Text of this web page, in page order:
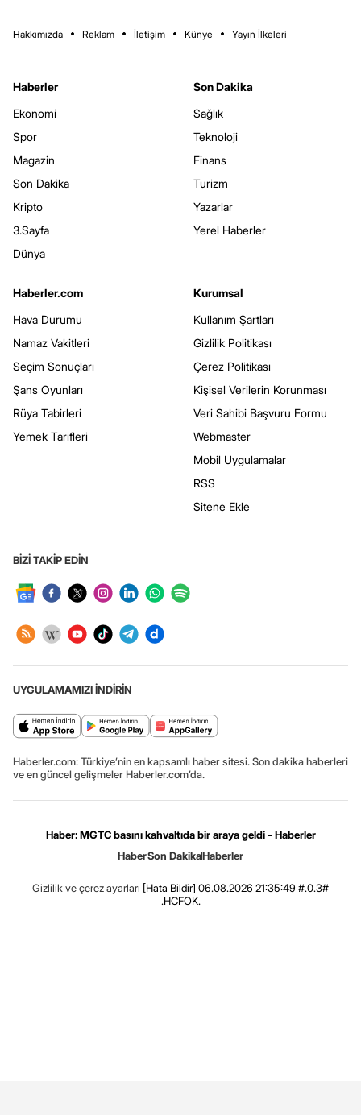
Hakkımızda Reklam İletişim Künye Yayın İlkeleri
Haberler
Ekonomi
Spor
Magazin
Son Dakika
Kripto
3.Sayfa
Dünya
Son Dakika
Sağlık
Teknoloji
Finans
Turizm
Yazarlar
Yerel Haberler
Haberler.com
Hava Durumu
Namaz Vakitleri
Seçim Sonuçları
Şans Oyunları
Rüya Tabirleri
Yemek Tarifleri
Kurumsal
Kullanım Şartları
Gizlilik Politikası
Çerez Politikası
Kişisel Verilerin Korunması
Veri Sahibi Başvuru Formu
Webmaster
Mobil Uygulamalar
RSS
Sitene Ekle
BİZİ TAKİP EDİN
UYGULAMAMIZI İNDİRİN
Haberler.com: Türkiye’nin en kapsamlı haber sitesi. Son dakika haberleri
ve en güncel gelişmeler Haberler.com’da.
Haber: MGTC basını kahvaltıda bir araya geldi - Haberler
HaberSon DakikaHaberler
Gizlilik ve çerez ayarları [Hata Bildir] 06.08.2026 21:35:49 #.0.3#
.HCFOK.